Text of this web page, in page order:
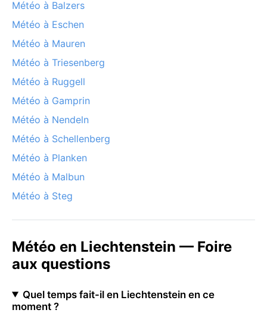
Météo à Balzers
Météo à Eschen
Météo à Mauren
Météo à Triesenberg
Météo à Ruggell
Météo à Gamprin
Météo à Nendeln
Météo à Schellenberg
Météo à Planken
Météo à Malbun
Météo à Steg
Météo en Liechtenstein — Foire
aux questions
Quel temps fait-il en Liechtenstein en ce
moment ?